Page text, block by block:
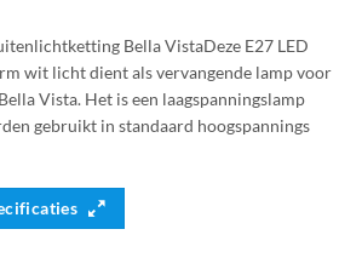
Bella VistaDeze E27 LED
wit licht dient als vervangende lamp voor
Vista. Het is een laagspanningslamp
gebruikt in standaard hoogspannings